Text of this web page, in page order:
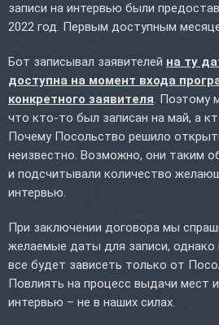
записи на интервью были
2022 год. Первым доступным
Бот записывал заявителей на ту
доступна на момент входа
конкретного заявителя. Поэтому
что кто-то был записан на май, а
Почему Посольство решило
неизвестно. Возможно, они таким
и подсчитывали количество
интервью.
При заключении договора мы
желаемые даты для записи, однако
все будет зависеть только от
Повлиять на процесс выдачи мест
интервью – не в наших силах.